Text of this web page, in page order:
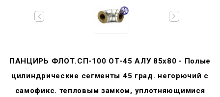
ПАНЦИРЬ ФЛОТ.СП-100 ОТ-45 АЛУ 85x80 - Полые
цилиндрические сегменты 45 град. негорючий c
самофикс. тепловым замком, уплотняющимися